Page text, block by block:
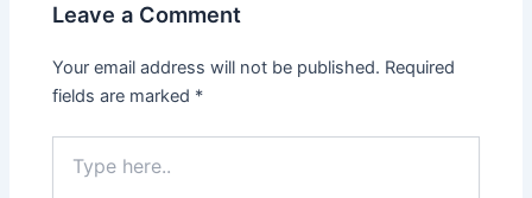
Leave a Comment
Your email address will not be published. Required
fields are marked *
here..